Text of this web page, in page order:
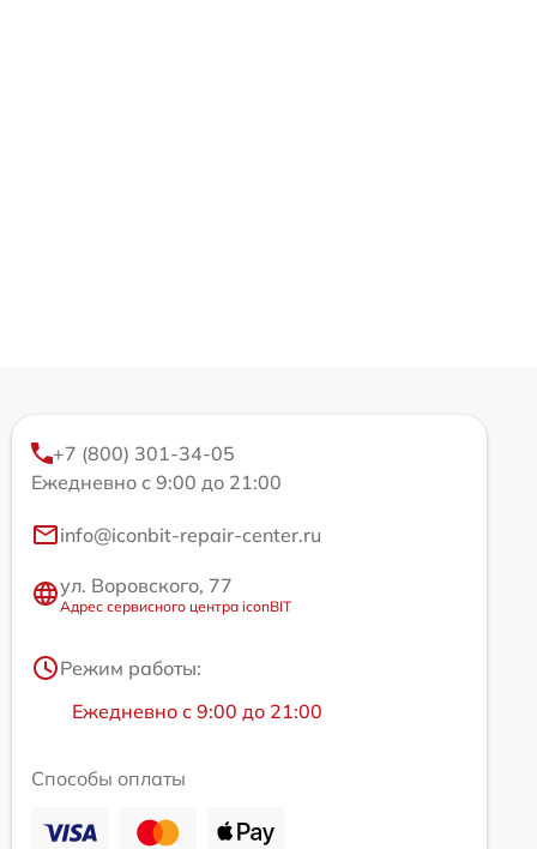
+7 (800) 301-34-05
Ежедневно с 9:00 до 21:00
info@iconbit-repair-center.ru
ул. Воровского, 77
Адрес сервисного центра iconBIT
Режим работы:
Ежедневно с 9:00 до 21:00
Способы оплаты